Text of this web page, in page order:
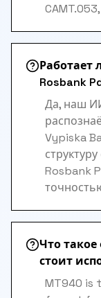
Работает
Rosbank
Да, наш
Vypiska
Rosbank
Что
стоит
MT940 is